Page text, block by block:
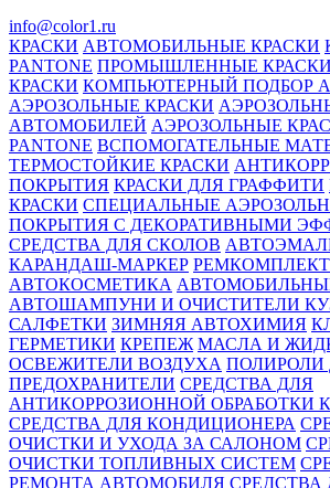
info@color1.ru
КРАСКИ АВТОМОБИЛЬНЫЕ КРАСКИ
PANTONE ПРОМЫШЛЕННЫЕ КРАСКИ
КРАСКИ КОМПЬЮТЕРНЫЙ ПОДБОР
АЭРОЗОЛЬНЫЕ КРАСКИ
АВТОМОБИЛЕЙ АЭРОЗОЛЬНЫЕ
PANTONE ВСПОМОГАТЕЛЬНЫЕ
ТЕРМОСТОЙКИЕ КРАСКИ
ПОКРЫТИЯ КРАСКИ ДЛЯ ГРАФФИТИ
КРАСКИ СПЕЦИАЛЬНЫЕ
ПОКРЫТИЯ С ДЕКОРАТИВНЫМИ
СРЕДСТВА ДЛЯ СКОЛОВ
КАРАНДАШ-МАРКЕР
АВТОКОСМЕТИКА
АВТОШАМПУНИ И ОЧИСТИТЕЛИ
САЛФЕТКИ ЗИМНЯЯ АВТОХИМИЯ
ГЕРМЕТИКИ КРЕПЕЖ МАСЛА И
ОСВЕЖИТЕЛИ ВОЗДУХА ПОЛИРОЛИ
ПРЕДОХРАНИТЕЛИ СРЕДСТВА ДЛЯ
АНТИКОРРОЗИОННОЙ ОБРАБОТКИ
СРЕДСТВА ДЛЯ КОНДИЦИОНЕРА
ОЧИСТКИ И УХОДА ЗА САЛОНОМ
ОЧИСТКИ ТОПЛИВНЫХ СИСТЕМ
РЕМОНТА АВТОМОБИЛЯ